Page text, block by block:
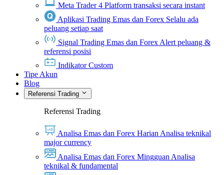
Meta Trader 4 Platform transaksi secara instant
Aplikasi Trading Emas dan Forex Selalu ada
peluang setiap saat
Signal Trading Emas dan Forex Alert peluang &
referensi posisi
Indikator Custom
Tipe Akun
Blog
Referensi Trading
Referensi Trading
Analisa Emas dan Forex Harian Analisa teknikal
major currency
Analisa Emas dan Forex Mingguan Analisa
teknikal & fundamental